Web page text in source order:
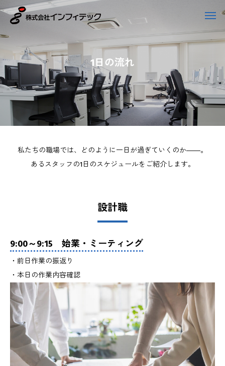
1日 の流れ
私たちの職場では、どのように一日が過ぎていくのか――。
あるスタッフの1日のスケジュールをご紹介します。
設計職
9:00～9:15 始業・ミーティング
・前日作業の振返り
・本日の作業内容確認